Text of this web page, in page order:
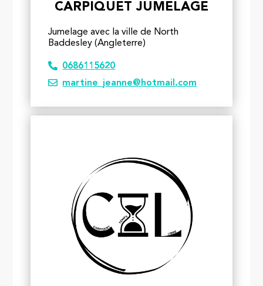
CARPIQUET JUMELAGE
Jumelage avec la ville de North
Baddesley (Angleterre)
0686115620
martine_jeanne@hotmail.com